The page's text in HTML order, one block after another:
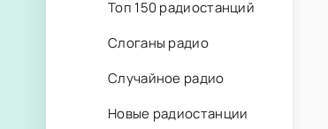
Топ 150 радиостанций
Слоганы радио
Случайное радио
Новые радиостанции